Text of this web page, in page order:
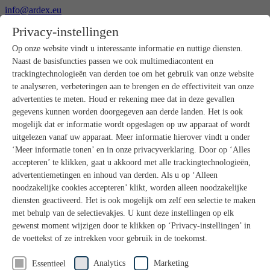
info@ardex.eu
Nederlands
Français
Producten
Productoverzicht
Ruwbouw
Dekvloeren
Voorbereiding ondergrond
Vloeregalisaties
Afdichtingen
Tegellijmen
Voegmortels
Voegen / Siliconen
Montagelijmen
Natuursteenprogramma
Vloerbedekkings- en parketlijmen
Wandegalesaties
Accessoires
PANDOMO®
Badkamerrenovatie met wedi
Privacy-instellingen
Op onze website vindt u interessante informatie en nuttige diensten.
Naast de basisfuncties passen we ook multimediacontent en
trackingtechnologieën van derden toe om het gebruik van onze website
te analyseren, verbeteringen aan te brengen en de effectiviteit van onze
advertenties te meten. Houd er rekening mee dat in deze gevallen
gegevens kunnen worden doorgegeven aan derde landen. Het is ook
mogelijk dat er informatie wordt opgeslagen op uw apparaat of wordt
uitgelezen vanaf uw apparaat. Meer informatie hierover vindt u onder
‘Meer informatie tonen’ en in onze privacyverklaring. Door op ‘Alles
accepteren’ te klikken, gaat u akkoord met alle trackingtechnologieën,
advertentiemetingen en inhoud van derden. Als u op ‘Alleen
noodzakelijke cookies accepteren’ klikt, worden alleen noodzakelijke
diensten geactiveerd. Het is ook mogelijk om zelf een selectie te maken
met behulp van de selectievakjes. U kunt deze instellingen op elk
gewenst moment wijzigen door te klikken op ‘Privacy-instellingen’ in
de voettekst of ze intrekken voor gebruik in de toekomst.
Essentieel Analytics Marketing